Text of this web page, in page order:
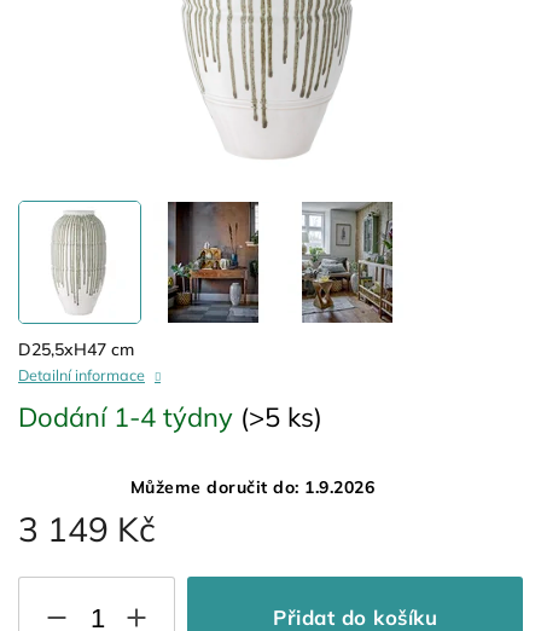
3 149 Kč
Dodání 1-4 týdny (>5 ks)
Můžeme doručit do: 1.9.2026
Přidat do košíku
D25,5xH47 cm
Detailní informace